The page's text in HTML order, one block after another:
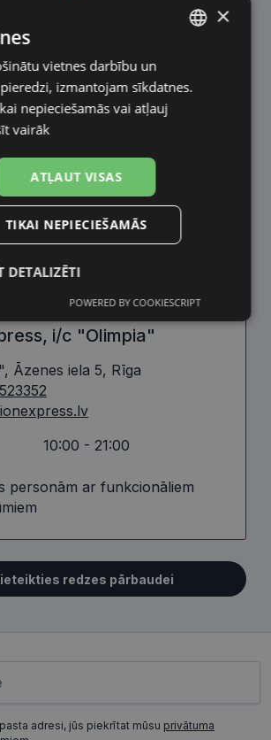
i/c "Olimpia"
Āzenes iela 5, Rīga
10:00 - 21:00
personām ar funkcionāliem
redzes pārbaudei
adresi, jūs piekrītat mūsu privātuma
RUSSIAN
×
vietnes darbību un
izmantojam sīkdatnes.
nepieciešamās vai atļauj
vairāk
ATĻAUT VISAS
TIKAI NEPIECIEŠAMĀS
DETALIZĒTI
Statistikas
sīkdatnes
Neklasificētās
sīkdatnes
Statistikas sīkdatnes
nepieciešamas, lai Jūs varētu apmeklēt
neizpauž Jūsu identitāti, kā arī tās nevāc
POWERED BY COOKIESCRIPT